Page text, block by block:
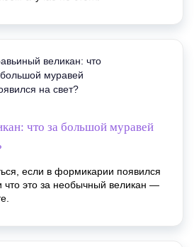
что за большой муравей
если в формикарии появился
что это за необычный великан —